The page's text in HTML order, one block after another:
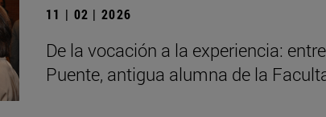
11 | 02 | 2026
De la vocación a la experiencia:
Puente, antigua alumna de la